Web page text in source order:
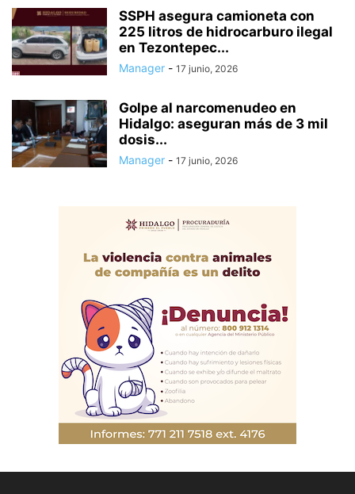
SSPH asegura camioneta con
225 litros de hidrocarburo ilegal
en Tezontepec...
Manager - 17 junio, 2026
Golpe al narcomenudeo en
Hidalgo: aseguran más de 3 mil
dosis...
Manager - 17 junio, 2026